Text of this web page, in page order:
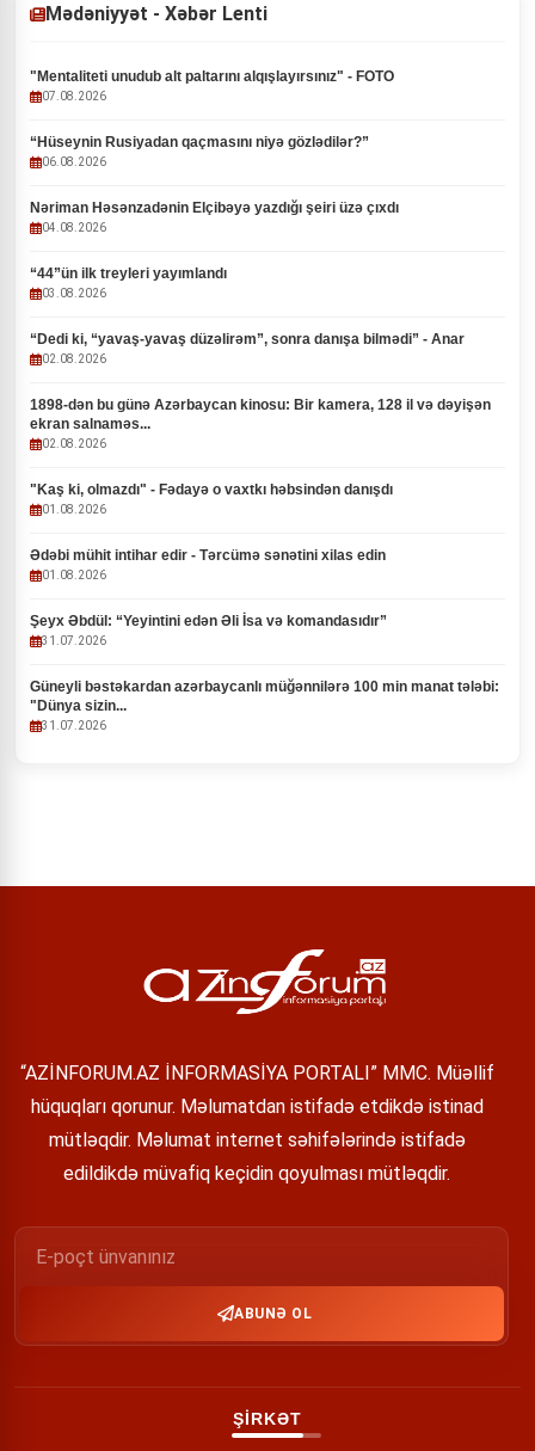
Mədəniyyət - Xəbər Lenti
"Mentaliteti unudub alt paltarını alqışlayırsınız" - FOTO
07.08.2026
“Hüseynin Rusiyadan qaçmasını niyə gözlədilər?”
06.08.2026
Nəriman Həsənzadənin Elçibəyə yazdığı şeiri üzə çıxdı
04.08.2026
“44”ün ilk treyleri yayımlandı
03.08.2026
“Dedi ki, “yavaş-yavaş düzəlirəm”, sonra danışa bilmədi” - Anar
02.08.2026
1898-dən bu günə Azərbaycan kinosu: Bir kamera, 128 il və dəyişən
ekran salnaməs...
02.08.2026
"Kaş ki, olmazdı" - Fədayə o vaxtkı həbsindən danışdı
01.08.2026
Ədəbi mühit intihar edir - Tərcümə sənətini xilas edin
01.08.2026
Şeyx Əbdül: “Yeyintini edən Əli İsa və komandasıdır”
31.07.2026
Güneyli bəstəkardan azərbaycanlı müğənnilərə 100 min manat tələbi:
"Dünya sizin...
31.07.2026
“AZİNFORUM.AZ İNFORMASİYA PORTALI” MMC. Müəllif
hüquqları qorunur. Məlumatdan istifadə etdikdə istinad
mütləqdir. Məlumat internet səhifələrində istifadə
edildikdə müvafiq keçidin qoyulması mütləqdir.
ABUNƏ OL
ŞİRKƏT